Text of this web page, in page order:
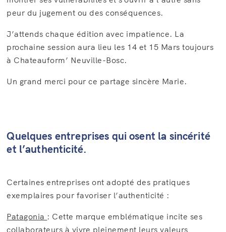
peur du jugement ou des conséquences.
J’attends chaque édition avec impatience. La
prochaine session aura lieu les 14 et 15 Mars toujours
à Chateauform’ Neuville-Bosc.
Un grand merci pour ce partage sincère Marie.
Quelques entreprises qui osent la sincérité
et l’authenticité.
Certaines entreprises ont adopté des pratiques
exemplaires pour favoriser l’authenticité :
Patagonia : Cette marque emblématique incite ses
collaborateurs à vivre pleinement leurs valeurs